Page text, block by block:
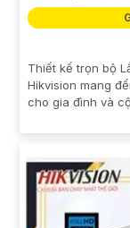
Thiết kế trọn bộ
Hikvision mang
cho gia đình và